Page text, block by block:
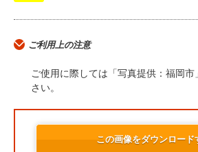
ご利用上の注意
ご使用に際しては「写真提供：福岡
さい。
この画像をダウンロード